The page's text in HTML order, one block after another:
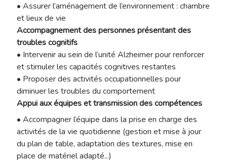
• Assurer l’aménagement de l’environnement : chambre
et lieux de vie
Accompagnement des personnes présentant des
troubles cognitifs
• Intervenir au sein de l’unité Alzheimer pour renforcer
et stimuler les capacités cognitives restantes
• Proposer des activités occupationnelles pour
diminuer les troubles du comportement
Appui aux équipes et transmission des compétences
• Accompagner l’équipe dans la prise en charge des
activités de la vie quotidienne (gestion et mise à jour
du plan de table, adaptation des textures, mise en
place de matériel adapté...)